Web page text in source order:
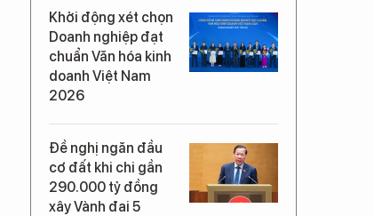
Khởi động xét chọn
Doanh nghiệp đạt
chuẩn Văn hóa kinh
doanh Việt Nam
2026
Đề nghị ngăn đầu
cơ đất khi chi gần
290.000 tỷ đồng
xây Vành đai 5